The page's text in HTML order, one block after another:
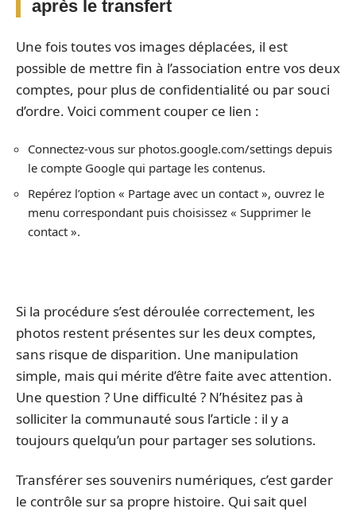
après le transfert
Une fois toutes vos images déplacées, il est
possible de mettre fin à l’association entre vos deux
comptes, pour plus de confidentialité ou par souci
d’ordre. Voici comment couper ce lien :
Connectez-vous sur photos.google.com/settings depuis
le compte Google qui partage les contenus.
Repérez l’option « Partage avec un contact », ouvrez le
menu correspondant puis choisissez « Supprimer le
contact ».
Si la procédure s’est déroulée correctement, les
photos restent présentes sur les deux comptes,
sans risque de disparition. Une manipulation
simple, mais qui mérite d’être faite avec attention.
Une question ? Une difficulté ? N’hésitez pas à
solliciter la communauté sous l’article : il y a
toujours quelqu’un pour partager ses solutions.
Transférer ses souvenirs numériques, c’est garder
le contrôle sur sa propre histoire. Qui sait quel